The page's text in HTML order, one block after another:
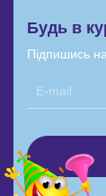
Будь в
Підпишись